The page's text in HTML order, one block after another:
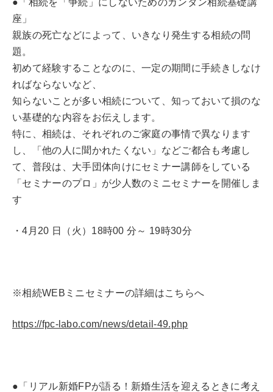
座」
親族の死亡などによって、いきなり発生する相続の問
題。
初めて経験することなのに、一定の期間に手続きしなけ
ればならないなど、
知らないことが多い相続について、知っておいて損のな
い基礎的な内容をお伝えします。
特に、相続は、それぞれのご家庭の事情で異なります
し、「他の人に聞かれたくない」などご都合も考慮し
て、普段は、大手団体向けにセミナー講師をしている
「セミナーのプロ」が少人数のミニセミナーを開催しま
す
・4月20 日（火）18時00 分～ 19時30分
※相続WEBミニセミナーの詳細はこちらへ
https://fpc-labo.com/news/detail-49.php
●「リアル新婚FPが語る！新婚生活を迎えるときに考え